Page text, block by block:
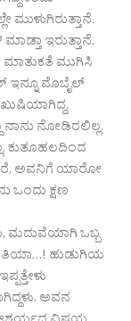
ಇರುತ್ತಾನೆ.
ಮಾತುಕತೆ ಮುಗಿಸಿ
ಇನ್ನೂ ಮೊಬೈಲ್
ನೋಡಿರಲಿಲ್ಲ.
ಕುತೂಹಲದಿಂದ
ಅವನಿಗೆ ಯಾರೋ
ಒಂದು ಕ್ಷಣ
ಒಬ್ಬ
ಹುಡುಗಿಯ
ಅವನ